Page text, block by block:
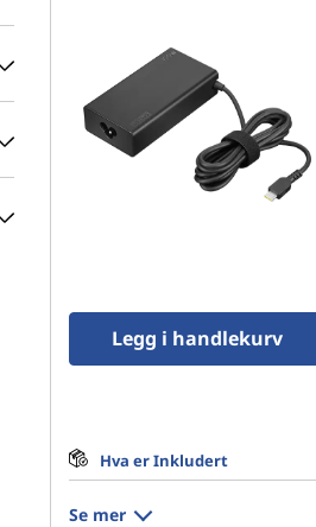
Legg i handlekurv
Hva er Inkludert
Se mer